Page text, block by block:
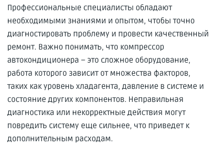
Профессиональные специалисты обладают
необходимыми знаниями и опытом, чтобы точно
диагностировать проблему и провести качественный
ремонт. Важно понимать, что компрессор
автокондиционера – это сложное оборудование,
работа которого зависит от множества факторов,
таких как уровень хладагента, давление в системе и
состояние других компонентов. Неправильная
диагностика или некорректные действия могут
повредить систему еще сильнее, что приведет к
дополнительным расходам.